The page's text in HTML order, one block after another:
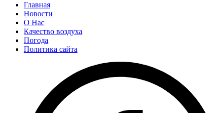
Главная
Новости
О Нас
Качество воздуха
Погода
Политика сайта